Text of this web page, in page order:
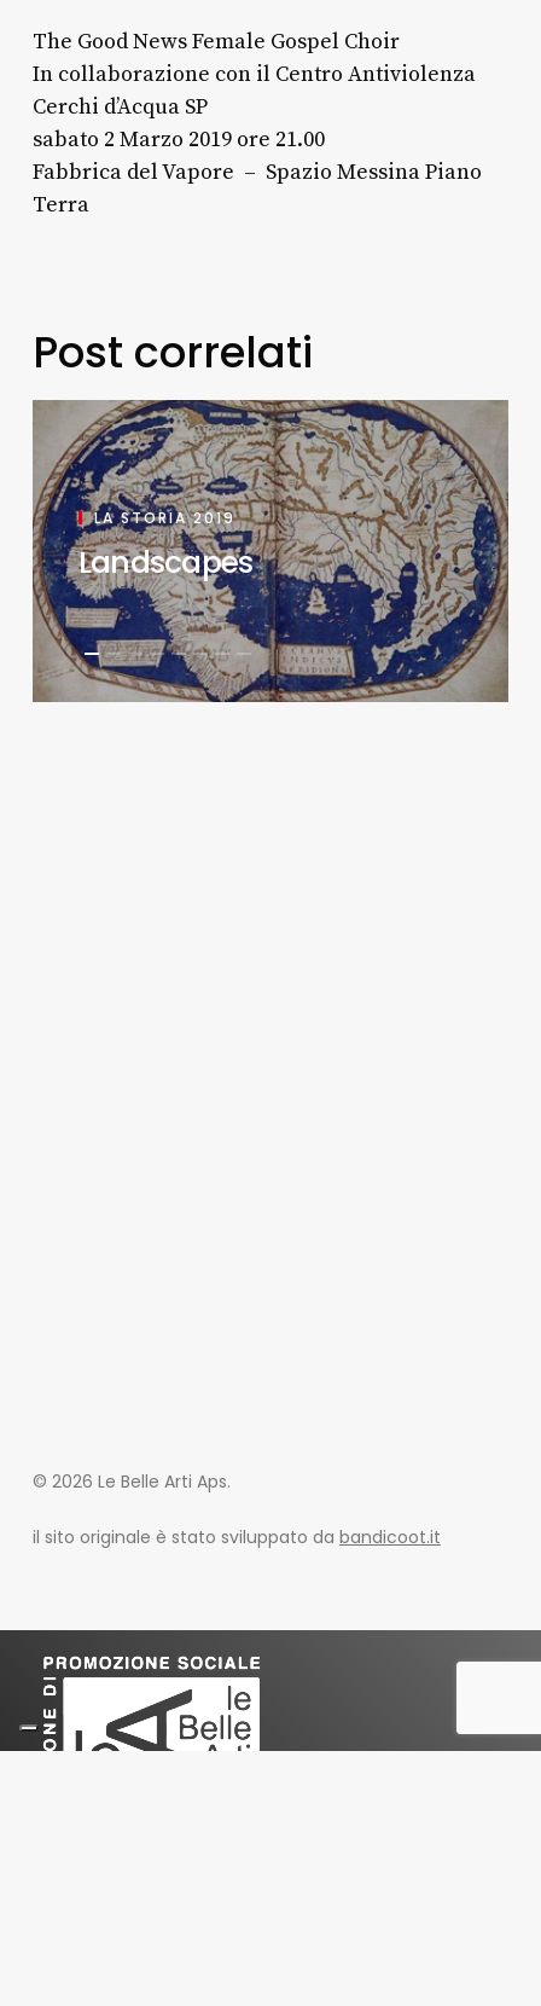
The Good News Female Gospel Choir
In collaborazione con il Centro Antiviolenza
Cerchi d’Acqua SP
​sabato 2 Marzo 2019 ore 21.00
Fabbrica del Vapore – Spazio Messina Piano
Terra
Post correlati
LA STORIA 2019
Landscapes
© 2026 Le Belle Arti Aps.
il sito originale è stato sviluppato da bandicoot.it